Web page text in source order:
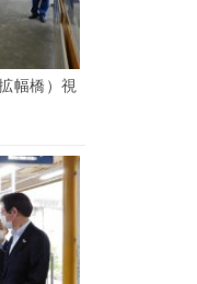
幅橋）視